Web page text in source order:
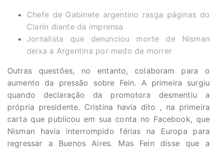
Chefe de Gabinete argentino rasga páginas do
Clarín diante da imprensa
Jornalista que denunciou morte de Nisman
deixa a Argentina por medo de morrer
Outras questões, no entanto, colaboram para o
aumento da pressão sobre Fein. A primeira surgiu
quando declaração da promotora desmentiu a
própria presidente. Cristina havia dito , na primeira
carta que publicou em sua conta no Facebook, que
Nisman havia interrompido férias na Europa para
regressar a Buenos Aires. Mas Fein disse que a